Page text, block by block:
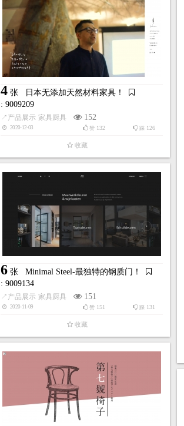
4 张
日本无添加天然材料家具！
: 9009209
↗ 产品展示 家具厨具 152
2020-12-03 踩 126
赞 132
收藏
6 张 Minimal Steel-最独特的钢质门！
: 9009134
↗ 产品展示 家具厨具 151
2020-11-09 踩 131
赞 151
收藏